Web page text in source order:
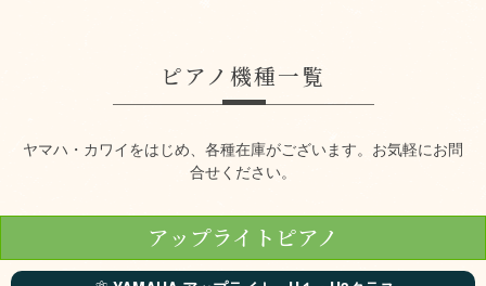
ピアノ機種一覧
ヤマハ・カワイをはじめ、各種在庫がございます。お気軽にお問
合せください。
アップライトピアノ